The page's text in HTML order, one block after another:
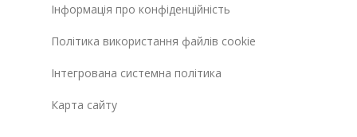
Інформація про конфіденційність
Політика використання файлів cookie
Інтегрована системна політика
Карта сайту